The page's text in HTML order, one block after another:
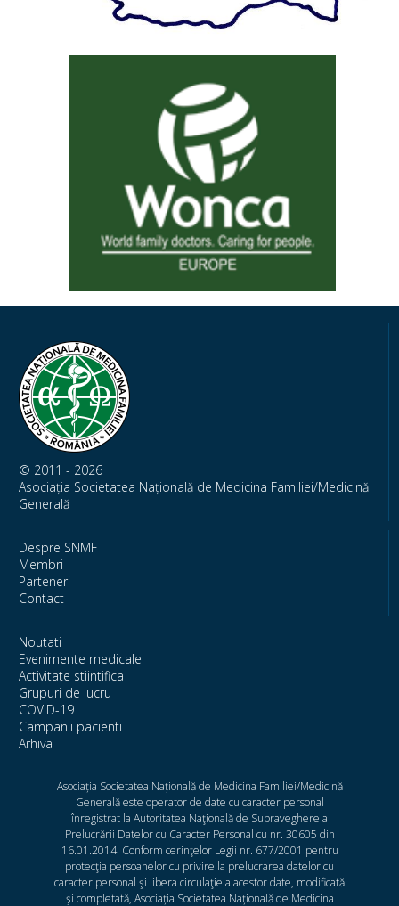
© 2011 - 2026
Asociația Societatea Națională de Medicina Familiei/Medicină
Generală
Despre SNMF
Membri
Parteneri
Contact
Noutati
Evenimente medicale
Activitate stiintifica
Grupuri de lucru
COVID-19
Campanii pacienti
Arhiva
Asociația Societatea Națională de Medicina Familiei/Medicină
Generală este operator de date cu caracter personal
înregistrat la Autoritatea Naţională de Supraveghere a
Prelucrării Datelor cu Caracter Personal cu nr. 30605 din
16.01.2014. Conform cerinţelor Legii nr. 677/2001 pentru
protecţia persoanelor cu privire la prelucrarea datelor cu
caracter personal şi libera circulaţie a acestor date, modificată
şi completată, Asociația Societatea Națională de Medicina